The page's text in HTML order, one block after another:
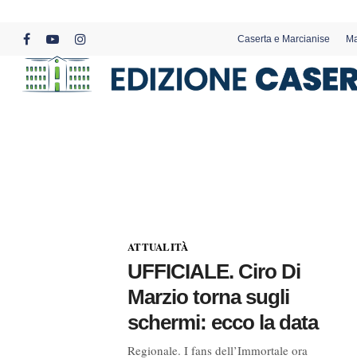
content
facebookyoutubeinstagram
Caserta e Marcianise
ATTUALITÀ
UFFICIALE. Ciro Di
Marzio torna sugli
schermi: ecco la data
Regionale. I fans dell’Immortale ora